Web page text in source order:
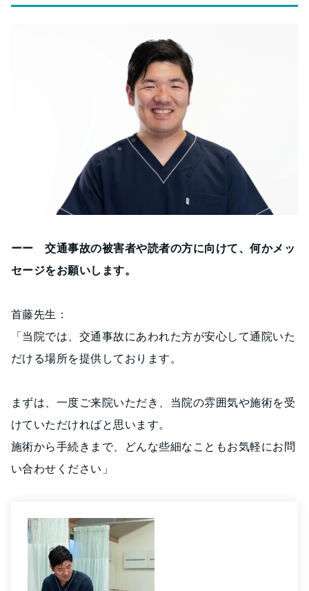
ーー 交通事故の被害者や読者の方に向けて、何かメッ
セージをお願いします。
首藤先生：
「当院では、交通事故にあわれた方が安心して通院いた
だける場所を提供しております。
まずは、一度ご来院いただき、当院の雰囲気や施術を受
けていただければと思います。
施術から手続きまで、どんな些細なこともお気軽にお問
い合わせください」